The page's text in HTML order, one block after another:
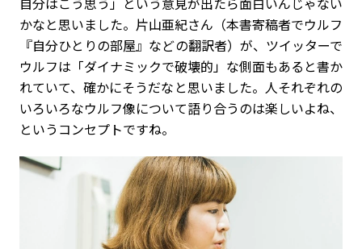
かなと思いました。片山亜紀さん（本書寄稿者でウルフ
『自分ひとりの部屋』などの翻訳者）が、ツイッターで
ウルフは「ダイナミックで破壊的」な側面もあると書か
れていて、確かにそうだなと思いました。人それぞれの
いろいろなウルフ像について語り合うのは楽しいよね、
というコンセプトですね。